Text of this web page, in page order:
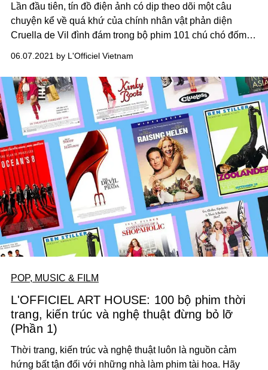
Lần đầu tiên, tín đồ điện ảnh có dịp theo dõi một câu
chuyện kể về quá khứ của chính nhân vật phản diện
Cruella de Vil đình đám trong bộ phim 101 chú chó đốm -
06.07.2021 by L'Officiel Vietnam
POP, MUSIC & FILM
L'OFFICIEL ART HOUSE: 100 bộ phim thời
trang, kiến trúc và nghệ thuật đừng bỏ lỡ
(Phần 1)
Thời trang, kiến trúc và nghệ thuật luôn là nguồn cảm
hứng bất tận đối với những nhà làm phim tài hoa. Hãy